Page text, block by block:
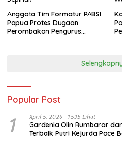
Anggota Tim Formatur PABSI
Papua Protes Dugaan
Perombakan Pengurus
Popular Post
1 April 5, 2026 1535 Lihat
Gardenia Olin Rumbarar
Terbaik Putri Kejurda Pace